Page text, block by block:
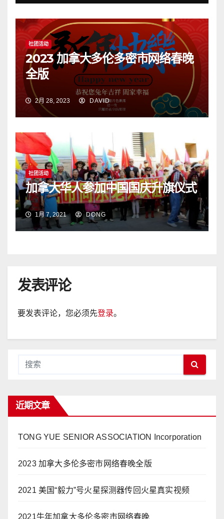
社团活动
2023 加拿大多伦多密市网络春晚
全版
2月 28, 2023 DAVID
社团活动
加拿大华人参加中国国庆升旗仪式
1月 7, 2021 DONG
发表评论
要发表评论，您必须先登录。
近期文章
TONG YUE SENIOR ASSOCIATION Incorporation
2023 加拿大多伦多密市网络春晚全版
2021 美国“毅力”号火星探测器传回火星真实视频
2021牛年加拿大多伦多密市网络春晚